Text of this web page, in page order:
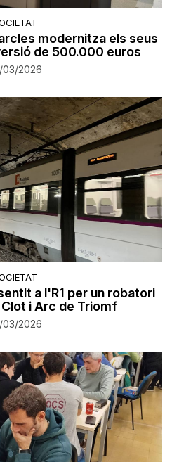
modernitza els seus
de 500.000 euros
03/2026
a l'R1 per un robatori
i Arc de Triomf
03/2026